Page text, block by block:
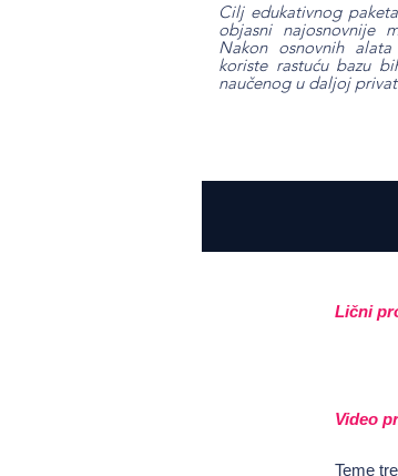
Cilj edukativnog
objasni najosnovnije
Nakon osnovnih
koriste rastuću bazu
naučenog u daljoj
Lični
Video
Teme